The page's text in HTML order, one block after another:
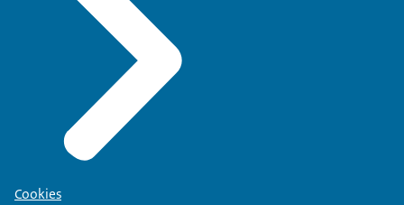
Cookies